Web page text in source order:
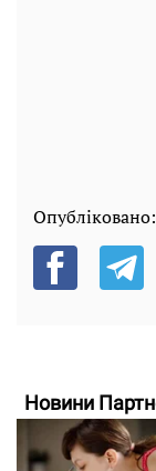
Опубліковано: